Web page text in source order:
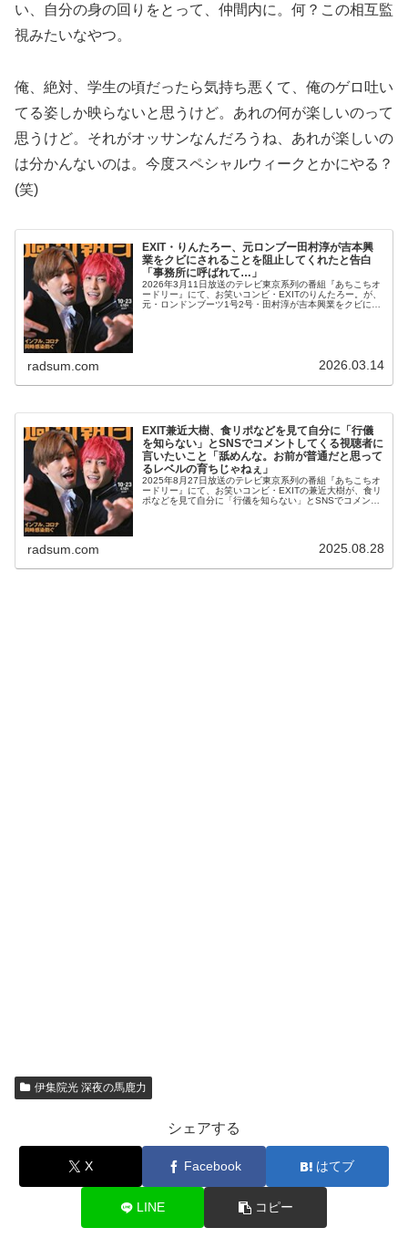
い、自分の身の回りをとって、仲間内に。何？この相互監
視みたいなやつ。
俺、絶対、学生の頃だったら気持ち悪くて、俺のゲロ吐い
てる姿しか映らないと思うけど。あれの何が楽しいのって
思うけど。それがオッサンなんだろうね、あれが楽しいの
は分かんないのは。今度スペシャルウィークとかにやる？
(笑)
EXIT・りんたろー、元ロンブー田村淳が吉本興
業をクビにされることを阻止してくれたと告白
「事務所に呼ばれて…」
2026年3月11日放送のテレビ東京系列の番組『あちこちオ
ードリー』にて、お笑いコンビ・EXITのりんたろー。が、
元・ロンドンブーツ1号2号・田村淳が吉本興業をクビにさ
radsum.com 2026.03.14
EXIT兼近大樹、食リポなどを見て自分に「行儀
を知らない」とSNSでコメントしてくる視聴者に
言いたいこと「舐めんな。お前が普通だと思って
るレベルの育ちじゃねぇ」
2025年8月27日放送のテレビ東京系列の番組『あちこちオ
ードリー』にて、お笑いコンビ・EXITの兼近大樹が、食リ
ポなどを見て自分に「行儀を知らない」とSNSでコメント
radsum.com 2025.08.28
伊集院光 深夜の馬鹿力
シェアする
X Facebook はてブ
LINE コピー